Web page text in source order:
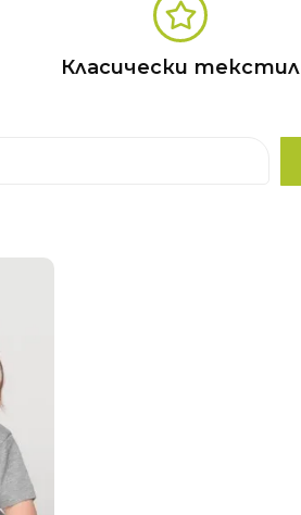
Класически текстил